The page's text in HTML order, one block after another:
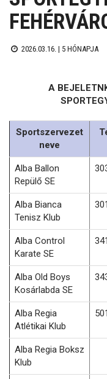
2026.03.16. | 5 HÓNAPJA
A
Sportszervezet
neve
Alba Ballon
Repülő SE
Alba Bianca
Tenisz Klub
Alba Control
Karate SE
Alba Old Boys
Kosárlabda SE
Alba Regia
Atlétikai Klub
Alba Regia Boksz
Klub